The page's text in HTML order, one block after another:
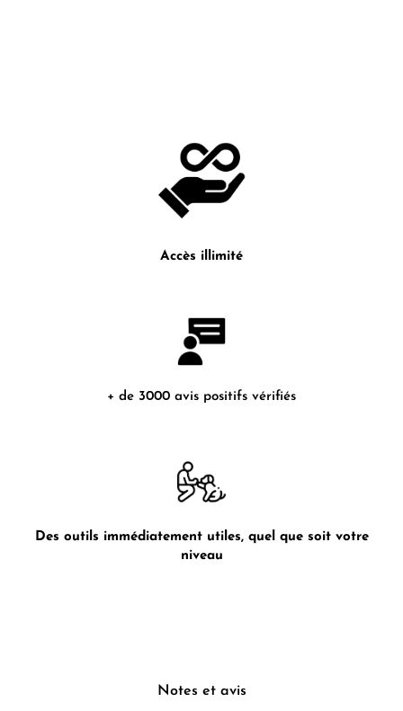
Accès illimité
+ de 3000 avis positifs vérifiés
Des outils immédiatement utiles, quel que soit votre
niveau
Notes et avis